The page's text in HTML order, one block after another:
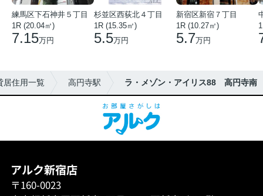
練馬区下石神井５丁目
1R (20.04㎡)
7.15万円
杉並区西荻北４丁目
1R (15.35㎡)
5.5万円
新宿区新宿７丁目
1R (10.27㎡)
5.7万円
居住用一覧 高円寺駅 ラ・メゾン・アイリス88 高円寺南
アルク新宿店
〒160-0023